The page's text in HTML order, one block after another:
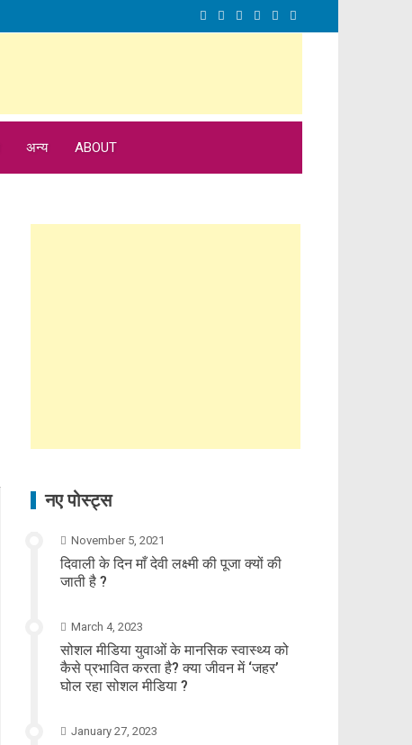
अन्य ABOUT
नए पोस्ट्स
November 5, 2021
दिवाली के दिन माँ देवी लक्ष्मी की पूजा क्यों की
जाती है ?
March 4, 2023
सोशल मीडिया युवाओं के मानसिक स्वास्थ्य को
कैसे प्रभावित करता है? क्या जीवन में ‘जहर’
घोल रहा सोशल मीडिया ?
January 27, 2023